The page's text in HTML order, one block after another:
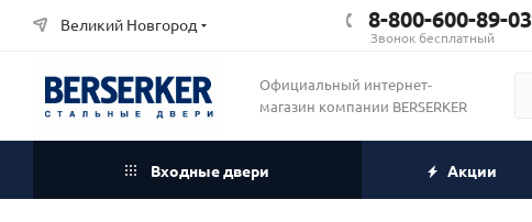
Великий Новгород 8-800-600-89-03
Звонок бесплатный
Официальный интернет-
магазин компании BERSERKER
Входные двери Акции